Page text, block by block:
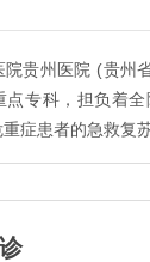
院贵州医院 (贵州
点专科，担负着
症患者的急救复苏